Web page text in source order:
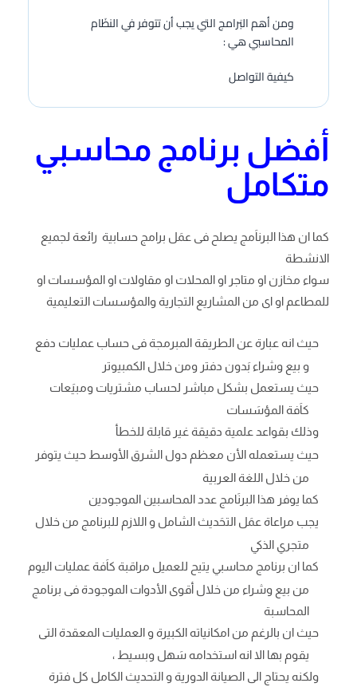
ومن أهم البَرامج التي يجب أن تتوفر في النظَام
المحاسبي هي :
كيفية التواصل
أفضل برنامج محاسبي
متكامل
كما ان هذا البرناَمج يصلح فى عمَل برامج حسابية رائعة لجميع
الانشطة
سواء مخازن او متاجر او المحلات او مقاولات او المؤسسات او
للمطاعم او اى من المشاريع التجارية والمؤسسات التعليمية
حيث انه عبارة عن الطريقة المبرمجة فى حساب عمليات دفع
و بيع وشراء بَدون دفتر ومن خلال الكمبيوتر
حيث يستعمل بشكل مباشر لحساب مشتريات ومبيَعات
كاَفة المؤسَسات
وذلك بقواعد علمية دقيقة غير قابلة للخطأ
حيث يستعمله الأن معظم دول الشرق الأوسط حيث يتوفر
من خلال اللغة العربية
كما يوفر هذا البرنَامج عدد المحاسبين الموجودين
يجب مراعاة عمَل التحَديث الشامل و اللازم للبرنامج من خلال
متجري الذكي
كما ان برنامج محاسبي يتيح للعميل مراقبة كاَفة عمليات اليوم
من بيع وشراء من خلال أقوى الأدوات الموجودة فى برنامج
المحاسبة
حيث ان بالرغم من امكانياته الكبيرة و العمليات المعقدة التى
يقوم بها الا انه استخدامه سَهل وبسيط ،
ولكنه يحتاج الى الصيانة الدورية و التحديث الكامل كل فترة